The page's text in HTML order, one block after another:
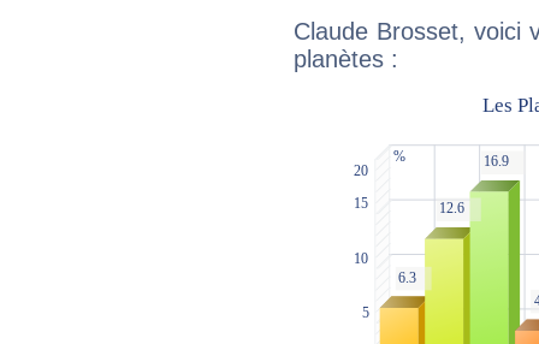
Claude Brosset, voici
planètes :